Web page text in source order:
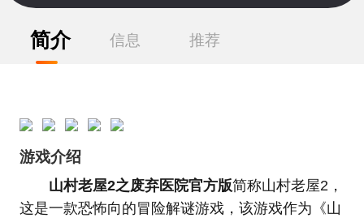
简介 信息 推荐
游戏介绍
山村老屋2之废弃医院官方版简称山村老屋2，
这是一款恐怖向的冒险解谜游戏，该游戏作为《山